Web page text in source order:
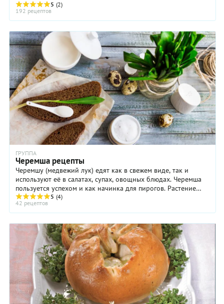
5 (2)
192 рецептов
ГРУППА
Черемша рецепты
Черемшу (медвежий лук) едят как в свежем виде, так и
используют её в салатах, супах, овощных блюдах. Черемша
пользуется успехом и как начинка для пирогов. Растение
также солят и маринуют ...
5 (4)
42 рецептов